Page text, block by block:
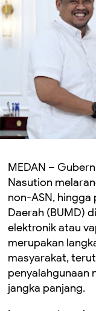
MEDAN –
Nasution
non-ASN, hingga
Daerah (BUMD)
elektronik atau
merupakan
masyarakat,
penyalahgunaan
jangka panjang.